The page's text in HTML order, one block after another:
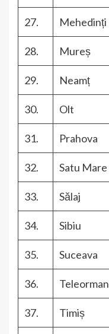
27. Mehedinți
28. Mureș
29. Neamț
30. Olt
31. Prahova
32. Satu Mare
33. Sălaj
34. Sibiu
35. Suceava
36. Teleorman
37. Timiș